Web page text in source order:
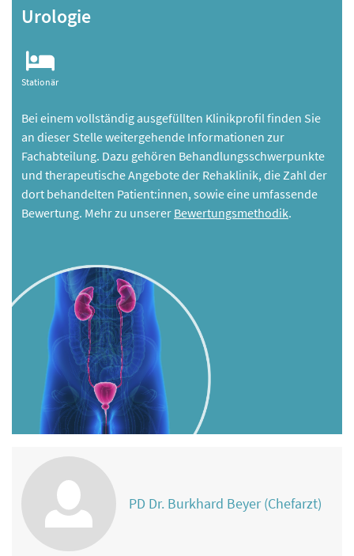
Urologie
Stationär
Bei einem vollständig ausgefüllten Klinikprofil finden Sie
an dieser Stelle weitergehende Informationen zur
Fachabteilung. Dazu gehören Behandlungsschwerpunkte
und therapeutische Angebote der Rehaklinik, die Zahl der
dort behandelten Patient:innen, sowie eine umfassende
Bewertung. Mehr zu unserer Bewertungsmethodik.
PD Dr. Burkhard Beyer (Chefarzt)